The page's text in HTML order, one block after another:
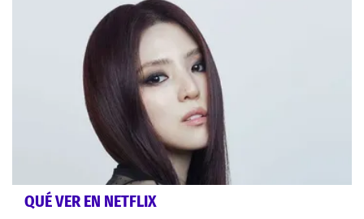
QUÉ VER EN NETFLIX